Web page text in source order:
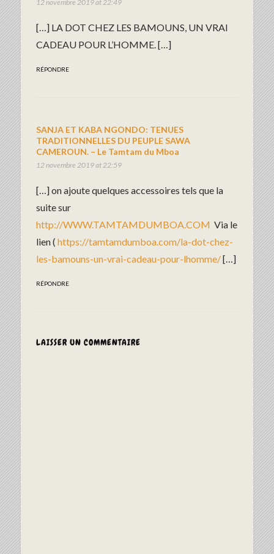
12 novembre 2019 at 22:49
[…] LA DOT CHEZ LES BAMOUNS, UN VRAI
CADEAU POUR L’HOMME. […]
RÉPONDRE
SANJA ET KABA NGONDO: TENUES
TRADITIONNELLES DU PEUPLE SAWA
CAMEROUN. – Le Tamtam du Mboa
12 novembre 2019 at 22:59
[…] on ajoute quelques accessoires tels que la
suite sur
http://WWW.TAMTAMDUMBOA.COM Via le
lien ( https://tamtamdumboa.com/la-dot-chez-
les-bamouns-un-vrai-cadeau-pour-lhomme/[…]
RÉPONDRE
LAISSER UN COMMENTAIRE